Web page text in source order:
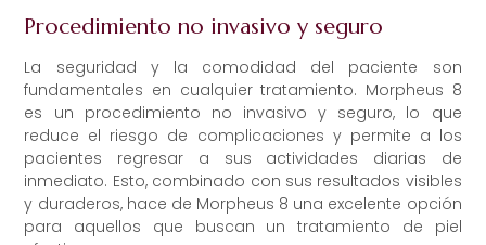
Procedimiento no invasivo y seguro
La seguridad y la comodidad del paciente son
fundamentales en cualquier tratamiento. Morpheus 8
es un procedimiento no invasivo y seguro, lo que
reduce el riesgo de complicaciones y permite a los
pacientes regresar a sus actividades diarias de
inmediato. Esto, combinado con sus resultados visibles
y duraderos, hace de Morpheus 8 una excelente opción
para aquellos que buscan un tratamiento de piel